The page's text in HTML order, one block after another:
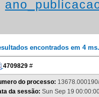
encontrados em 4 ms.
4709829 #
do processo:
da sessão: Sun Sep 19